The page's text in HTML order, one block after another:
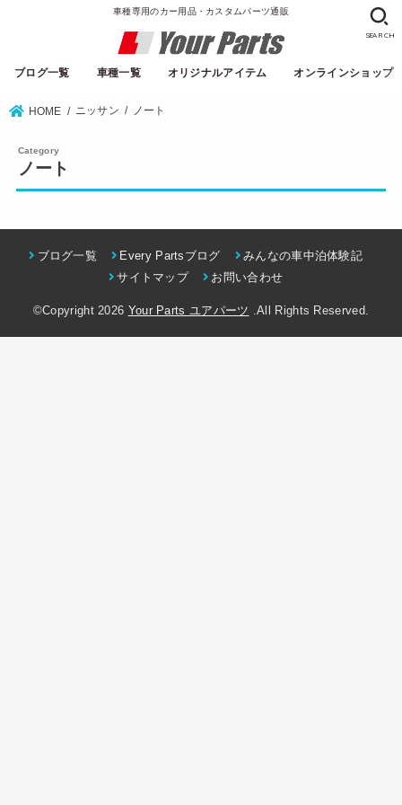
車種専用のカー用品・カスタムパーツ通販
ブログ一覧 車種一覧 オリジナルアイテム オンラインショップ
SEARCH
HOME ニッサン ノート
ノート
ブログ一覧 Every Partsブログ
みんなの車中泊体験記
サイトマップ
お問い合わせ
©Copyright 2026 Your Parts ユアパーツ .All Rights Reserved.